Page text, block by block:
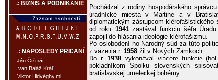
.: BIZNIS A PODNIKANIE
.: NAPOSLEDY PRIDANÍ
Ján Čižmár
Ivan Baláž Kráľ
Viktor Hidvéghy ml.
Pochádzal z rodiny hospodárského
úradnícké miesta v Martine a v
diplomatickým zástupcom klérofašistického
od roku 1941zastával funkciu šéfa
zapojil do hlásania ideológie klérofašizmu.
Po oslobodení ho Národný súd za túto
z väzenia r. 1958 žil v Nových Zámkoch.
Do r.1938 vykonával viacere funkcie
pokladníkom Spolku slovenských
bratislavskej umeleckej bohémy.